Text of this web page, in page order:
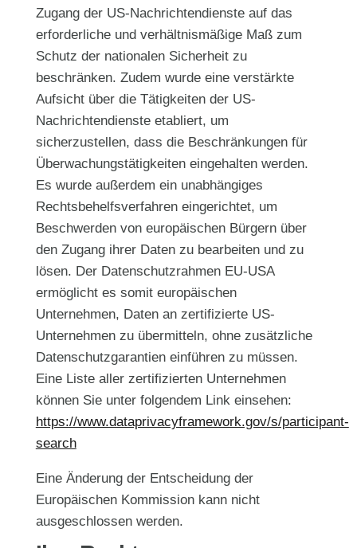
Zugang der US-Nachrichtendienste auf das
erforderliche und verhältnismäßige Maß zum
Schutz der nationalen Sicherheit zu
beschränken. Zudem wurde eine verstärkte
Aufsicht über die Tätigkeiten der US-
Nachrichtendienste etabliert, um
sicherzustellen, dass die Beschränkungen für
Überwachungstätigkeiten eingehalten werden.
Es wurde außerdem ein unabhängiges
Rechtsbehelfsverfahren eingerichtet, um
Beschwerden von europäischen Bürgern über
den Zugang ihrer Daten zu bearbeiten und zu
lösen. Der Datenschutzrahmen EU-USA
ermöglicht es somit europäischen
Unternehmen, Daten an zertifizierte US-
Unternehmen zu übermitteln, ohne zusätzliche
Datenschutzgarantien einführen zu müssen.
Eine Liste aller zertifizierten Unternehmen
können Sie unter folgendem Link einsehen:
https://www.dataprivacyframework.gov/s/participant-
search
Eine Änderung der Entscheidung der
Europäischen Kommission kann nicht
ausgeschlossen werden.